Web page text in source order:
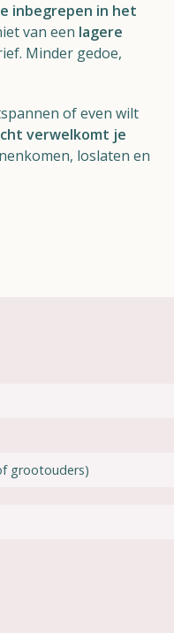
inbegrepen in het
van een lagere
Minder gedoe,
of even wilt
verwelkomt je
loslaten en
grootouders)